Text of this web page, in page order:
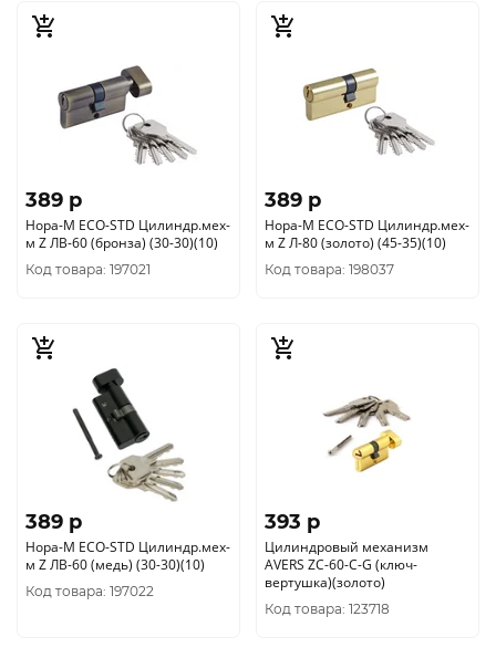
389 p
Нора-М ЕСО-STD Цилиндр.мех-
м Z ЛВ-60 (бронза) (30-30)(10)
Код товара: 197021
389 p
Нора-М ЕСО-STD Цилиндр.мех-
м Z Л-80 (золото) (45-35)(10)
Код товара: 198037
389 p
Нора-М ЕСО-STD Цилиндр.мех-
м Z ЛВ-60 (медь) (30-30)(10)
Код товара: 197022
393 p
Цилиндровый механизм
AVERS ZC-60-C-G (ключ-
вертушка)(золото)
Код товара: 123718